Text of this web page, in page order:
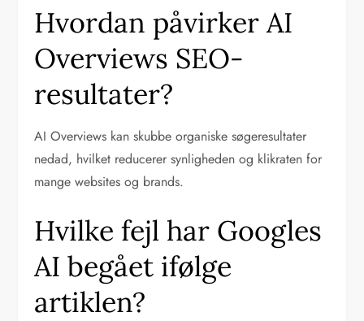
Hvordan påvirker AI
Overviews SEO-
resultater?
AI Overviews kan skubbe organiske søgeresultater
nedad, hvilket reducerer synligheden og klikraten for
mange websites og brands.
Hvilke fejl har Googles
AI begået ifølge
artiklen?